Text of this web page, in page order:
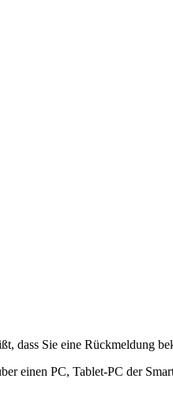
Sie eine Rückmeldung
einen PC, Tablet-PC der